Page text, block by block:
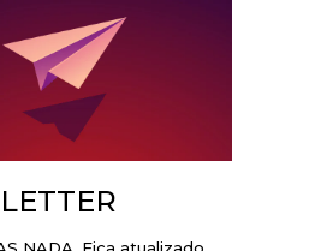
NADA. Fica atualizado